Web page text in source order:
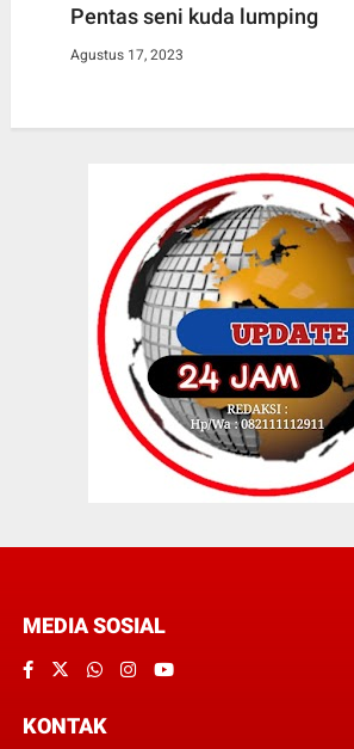
Pentas seni kuda lumping
Agustus 17, 2023
MEDIA SOSIAL
KONTAK